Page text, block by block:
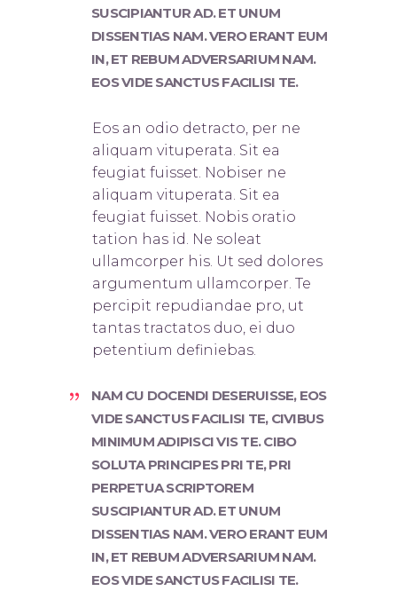
SUSCIPIANTUR AD. ET UNUM
DISSENTIAS NAM. VERO ERANT EUM
IN, ET REBUM ADVERSARIUM NAM.
EOS VIDE SANCTUS FACILISI TE.
Eos an odio detracto, per ne
aliquam vituperata. Sit ea
feugiat fuisset. Nobiser ne
aliquam vituperata. Sit ea
feugiat fuisset. Nobis oratio
tation has id. Ne soleat
ullamcorper his. Ut sed dolores
argumentum ullamcorper. Te
percipit repudiandae pro, ut
tantas tractatos duo, ei duo
petentium definiebas.
NAM CU DOCENDI DESERUISSE, EOS
VIDE SANCTUS FACILISI TE, CIVIBUS
MINIMUM ADIPISCI VIS TE. CIBO
SOLUTA PRINCIPES PRI TE, PRI
PERPETUA SCRIPTOREM
SUSCIPIANTUR AD. ET UNUM
DISSENTIAS NAM. VERO ERANT EUM
IN, ET REBUM ADVERSARIUM NAM.
EOS VIDE SANCTUS FACILISI TE.